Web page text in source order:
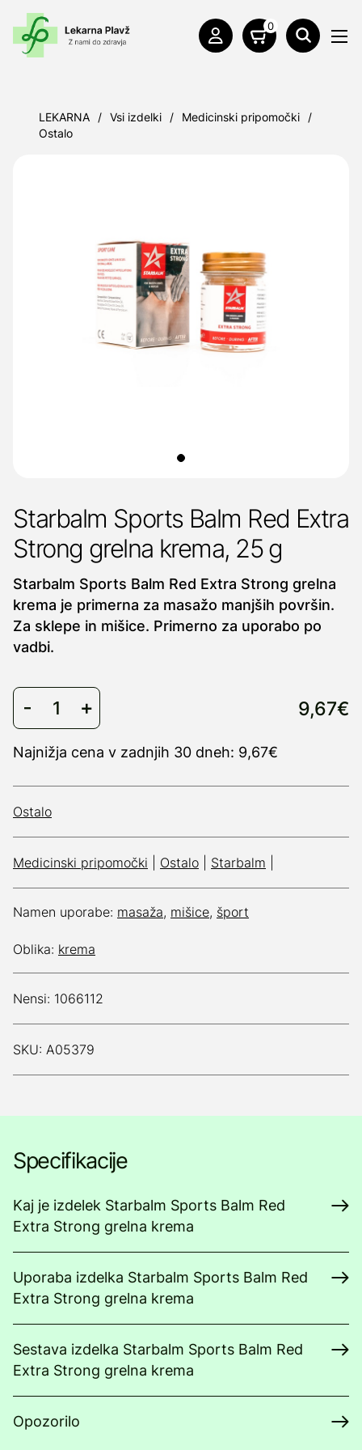
0
LEKARNA / Vsi izdelki / Medicinski pripomočki
/
Ostalo
Starbalm Sports Balm Red Extra
Strong grelna krema, 25 g
Starbalm Sports Balm Red Extra Strong grelna
krema je primerna za masažo manjših površin.
Za sklepe in mišice. Primerno za uporabo po
vadbi.
9,67€
Najnižja cena v zadnjih 30 dneh: 9,67€
Ostalo
Medicinski pripomočki Ostalo Starbalm
Namen uporabe: masaža, mišice, šport
Oblika: krema
Nensi: 1066112
SKU: A05379
Specifikacije
Kaj je izdelek Starbalm Sports Balm Red
Extra Strong grelna krema
Uporaba izdelka Starbalm Sports Balm Red
Extra Strong grelna krema
Sestava izdelka Starbalm Sports Balm Red
Extra Strong grelna krema
Opozorilo